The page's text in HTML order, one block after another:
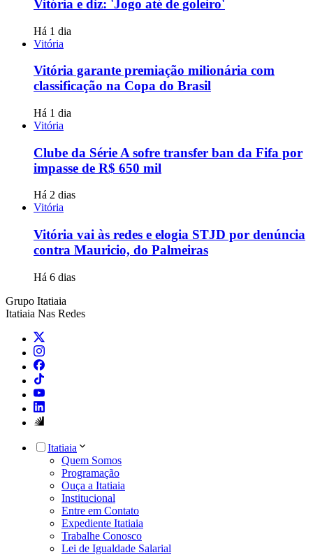
Vitória e diz: 'Jogo até de goleiro'
Há 1 dia
Vitória
Vitória garante premiação milionária com
classificação na Copa do Brasil
Há 1 dia
Vitória
Clube da Série A sofre transfer ban da Fifa por
impasse de R$ 650 mil
Há 2 dias
Vitória
Vitória vai às redes e elogia STJD por denúncia
contra Mauricio, do Palmeiras
Há 6 dias
Grupo Itatiaia
Itatiaia Nas Redes
Itatiaia
Quem Somos
Programação
Ouça a Itatiaia
Institucional
Entre em Contato
Expediente Itatiaia
Trabalhe Conosco
Lei de Igualdade Salarial